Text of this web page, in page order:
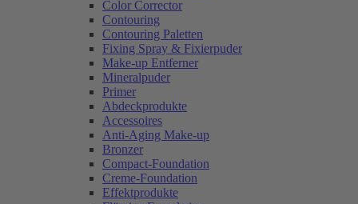
Color Corrector
Contouring
Contouring Paletten
Fixing Spray & Fixierpuder
Make-up Entferner
Mineralpuder
Primer
Abdeckprodukte
Accessoires
Anti-Aging Make-up
Bronzer
Compact-Foundation
Creme-Foundation
Effektprodukte